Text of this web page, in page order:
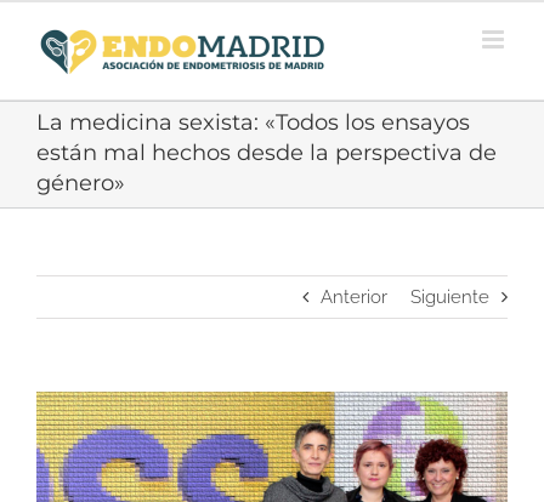
contenido
La medicina sexista: «Todos los ensayos
están mal hechos desde la perspectiva de
género»
Anterior Siguiente
Ver
imagen
más